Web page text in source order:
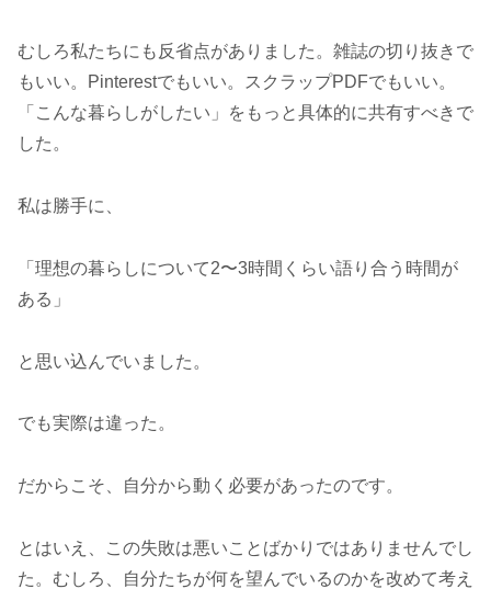
むしろ私たちにも反省点がありました。雑誌の切り抜きで
もいい。Pinterestでもいい。スクラップPDFでもいい。
「こんな暮らしがしたい」をもっと具体的に共有すべきで
した。
私は勝手に、
「理想の暮らしについて2〜3時間くらい語り合う時間が
ある」
と思い込んでいました。
でも実際は違った。
だからこそ、自分から動く必要があったのです。
とはいえ、この失敗は悪いことばかりではありませんでし
た。むしろ、自分たちが何を望んでいるのかを改めて考え